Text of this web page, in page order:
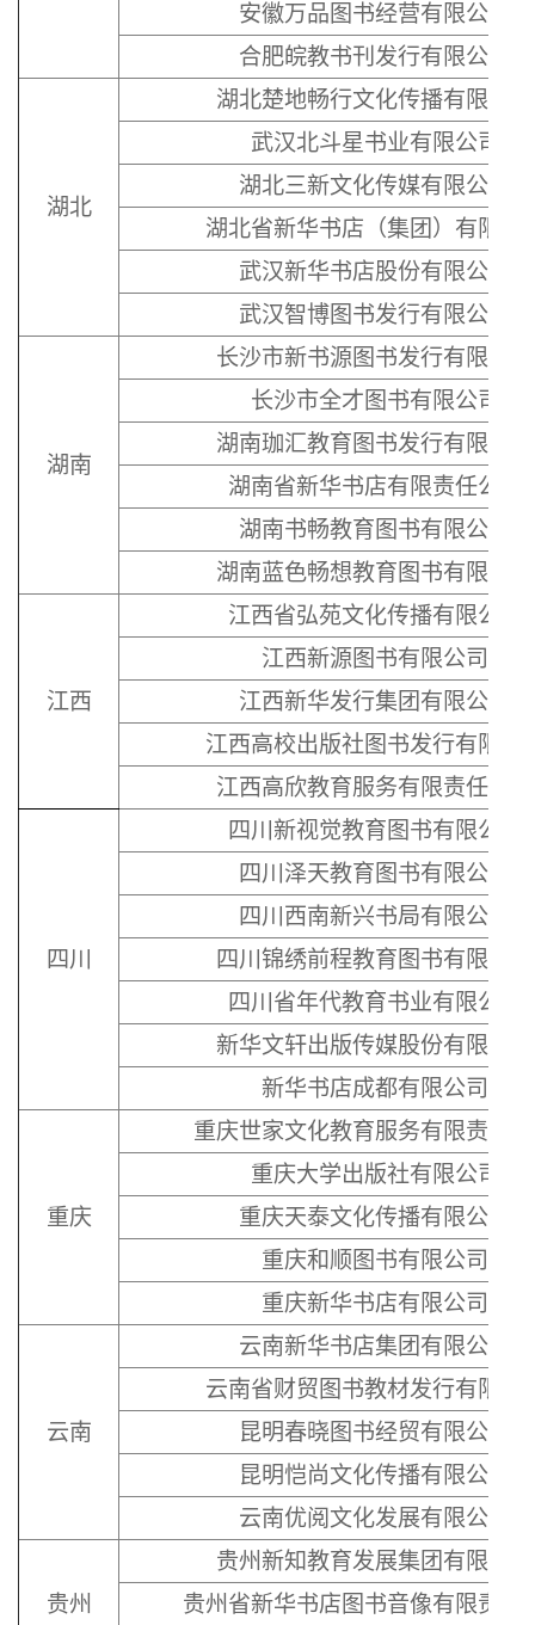
安徽万品图书经营有限公司
合肥皖教书刊发行有限公司
湖北
湖北楚地畅行文化传播有限公司
武汉北斗星书业有限公司
湖北三新文化传媒有限公司
湖北省新华书店（集团）有限公
武汉新华书店股份有限公司
武汉智博图书发行有限公司
湖南
长沙市新书源图书发行有限公司
长沙市全才图书有限公司
湖南珈汇教育图书发行有限公司
湖南省新华书店有限责任公司
湖南书畅教育图书有限公司
湖南蓝色畅想教育图书有限公司
江西
江西省弘苑文化传播有限公司
江西新源图书有限公司
江西新华发行集团有限公司
江西高校出版社图书发行有限公
江西高欣教育服务有限责任公司
四川
四川新视觉教育图书有限公司
四川泽天教育图书有限公司
四川西南新兴书局有限公司
四川锦绣前程教育图书有限公司
四川省年代教育书业有限公司
新华文轩出版传媒股份有限公司
新华书店成都有限公司
重庆
重庆世家文化教育服务有限责任
重庆大学出版社有限公司
重庆天泰文化传播有限公司
重庆和顺图书有限公司
重庆新华书店有限公司
云南
云南新华书店集团有限公司
云南省财贸图书教材发行有限公
昆明春晓图书经贸有限公司
昆明恺尚文化传播有限公司
云南优阅文化发展有限公司
贵州
贵州新知教育发展集团有限公司
贵州省新华书店图书音像有限责任